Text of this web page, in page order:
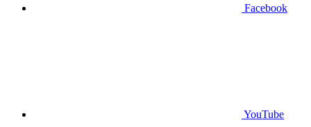
Facebook
YouTube